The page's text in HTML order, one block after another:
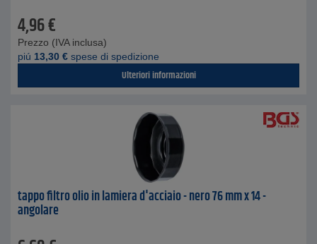
4,96€
Prezzo (IVA inclusa)
piú 13,30 € spese di spedizione
Ulteriori informazioni
tappo filtro olio in lamiera d'acciaio - nero 76 mm x 14 -
angolare